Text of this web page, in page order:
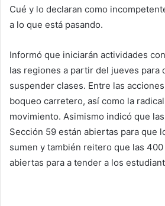
Cué y lo declaran como
a lo que está pasando.
Informó que iniciarán actividades
las regiones a partir del jueves para
suspender clases. Entre las
boqueo carretero, así como la
movimiento. Asimismo indicó que
Sección 59 están abiertas para que
sumen y también reitero que las
abiertas para a tender a los